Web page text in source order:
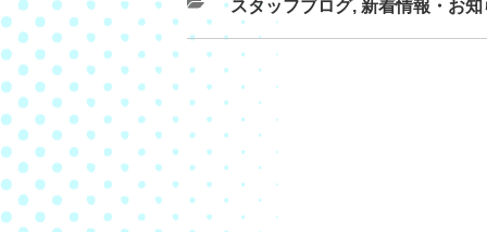
スタッフブログ, 新着情報・お知